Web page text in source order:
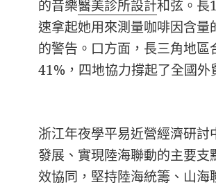
的音樂醫美診所設計和弦。長
速拿起她用來測量咖啡因含
的警告。口方面，長三角地
41%，四地協力撐起了全國外
浙江年夜學平易近營經濟研
發展、實現陸海聯動的主要
效協同，堅持陸海統籌、山